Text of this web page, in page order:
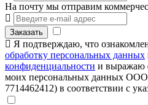
На почту мы отправим
Заказать
Я подтверждаю, что
обработку персональных данных
конфиденциальности и выражаю
моих персональных данных
7714462412) в соответствии с